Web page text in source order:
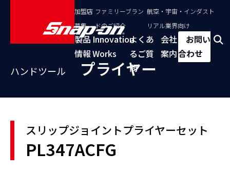
加盟店
募集
ファミリーブラン
ドのご紹介
航空・宇宙・インダスト
リアル業界向け
製品
情報
Innovation
Works
よくあ
るご質
問
会社
案内
お問い
合わせ
ハンドツール プライヤー
スリップジョイントプライヤーセット
PL347ACFG